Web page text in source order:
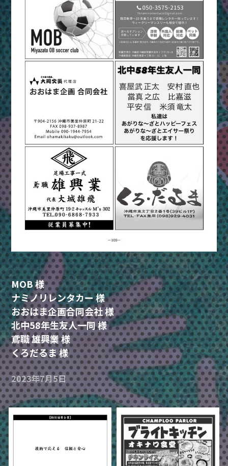
ま
つ
り
＆
ハ
ッ
ピ
ー
フ
ェ
ス
MOB 様
ナミノリレンタカー 様
おおはま企画合同会社 様
北中58年生友人一同 様
鳶職 雄興業 様
くろだるま 様
2023年7月5日